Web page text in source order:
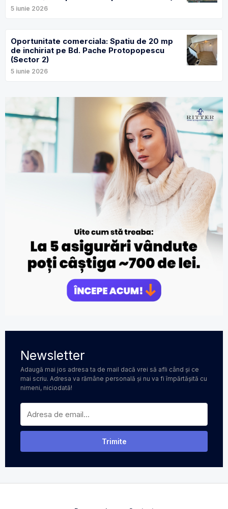
5 iunie 2026
Oportunitate comerciala: Spatiu de 20 mp
de inchiriat pe Bd. Pache Protopopescu
(Sector 2)
5 iunie 2026
Newsletter
Adaugă mai jos adresa ta de mail dacă vrei să afli când și ce
mai scriu. Adresa va rămâne personală și nu va fi împărtășită cu
nimeni, niciodată!